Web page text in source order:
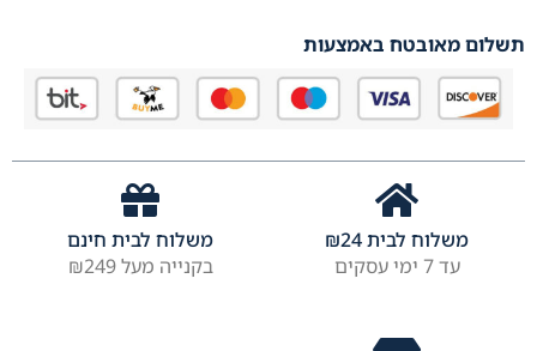
תשלום מאובטח באמצעות
משלוח לבית ₪24
עד 7 ימי עסקים
משלוח לבית חינם
בקנייה מעל ₪249